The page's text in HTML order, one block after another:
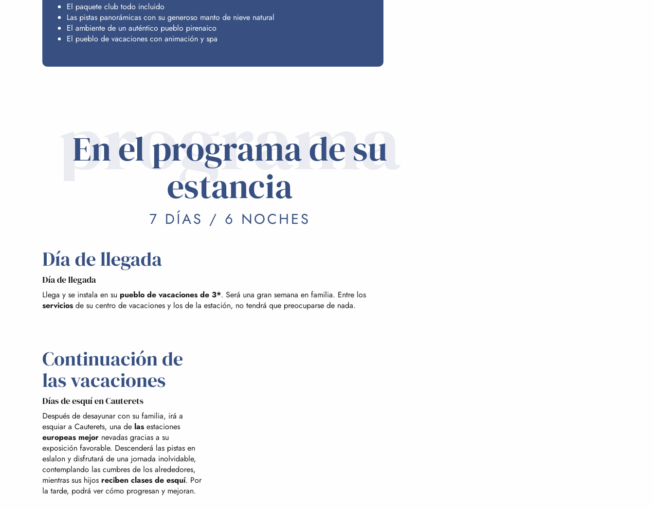
El paquete club todo incluido
Las pistas panorámicas con su generoso manto de nieve natural
El ambiente de un auténtico pueblo pirenaico
El pueblo de vacaciones con animación y spa
programa
En el programa de su
estancia
7 DÍAS / 6 NOCHES
Día de llegada
Día de llegada
Llega y se instala en su pueblo de vacaciones de 3*. Será una gran semana en familia. Entre los
servicios de su centro de vacaciones y los de la estación, no tendrá que preocuparse de nada.
Continuación de
las vacaciones
Días de esquí en Cauterets
Después de desayunar con su familia, irá a
esquiar a Cauterets, una de las estaciones
europeas mejor nevadas gracias a su
exposición favorable. Descenderá las pistas en
eslalon y disfrutará de una jornada inolvidable,
contemplando las cumbres de los alrededores,
mientras sus hijos reciben clases de esquí. Por
la tarde, podrá ver cómo progresan y mejoran.